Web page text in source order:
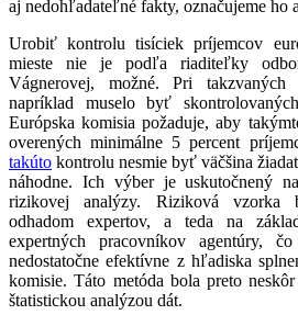
aj nedohľadateľné fakty, označujeme ho
Urobiť kontrolu tisíciek príjemcov
mieste nie je podľa riaditeľky
Vágnerovej, možné. Pri
napríklad muselo byť
Európska komisia požaduje, aby
overených minimálne 5 percent
takúto kontrolu nesmie byť väčšina
náhodne. Ich výber je uskutočnený
rizikovej analýzy. Riziková vzorka
odhadom expertov, a teda na
expertných pracovníkov agentúry,
nedostatočne efektívne z hľadiska
komisie. Táto metóda bola preto
štatistickou analýzou dát.